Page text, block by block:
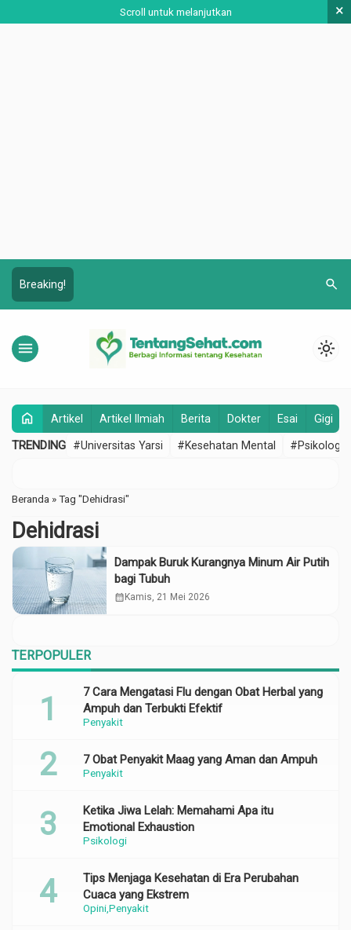
Scroll untuk melanjutkan ×
Breaking! search
menu light_mode
home Artikel Artikel Ilmiah Berita Dokter Esai Gigi
TRENDING #Universitas Yarsi #Kesehatan Mental #Psikologi
Beranda »Tag "Dehidrasi"
Dehidrasi
Dampak Buruk Kurangnya Minum Air Putih
bagi Tubuh
calendar_month Kamis, 21 Mei 2026
TERPOPULER
Penyakit
7 Cara Mengatasi Flu dengan Obat Herbal yang
Ampuh dan Terbukti Efektif
Penyakit
7 Obat Penyakit Maag yang Aman dan Ampuh
Psikologi
Ketika Jiwa Lelah: Memahami Apa itu
Emotional Exhaustion
OpiniPenyakit
Tips Menjaga Kesehatan di Era Perubahan
Cuaca yang Ekstrem